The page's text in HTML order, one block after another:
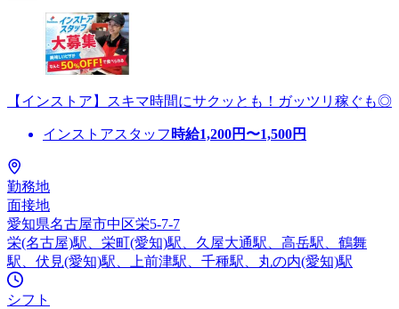
【インストア】スキマ時間にサクッとも！ガッツリ稼ぐも◎
インストアスタッフ 時給1,200円〜1,500円
勤務地
面接地
愛知県名古屋市中区栄5-7-7
栄(名古屋)駅、栄町(愛知)駅、久屋大通駅、高岳駅、鶴舞
駅、伏見(愛知)駅、上前津駅、千種駅、丸の内(愛知)駅
シフト